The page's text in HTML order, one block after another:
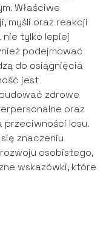
Właściwe
myśli oraz reakcji
tylko lepiej
podejmować
do osiągnięcia
jest
zdrowe
oraz
losu.
znaczeniu
osobistego,
wskazówki, które